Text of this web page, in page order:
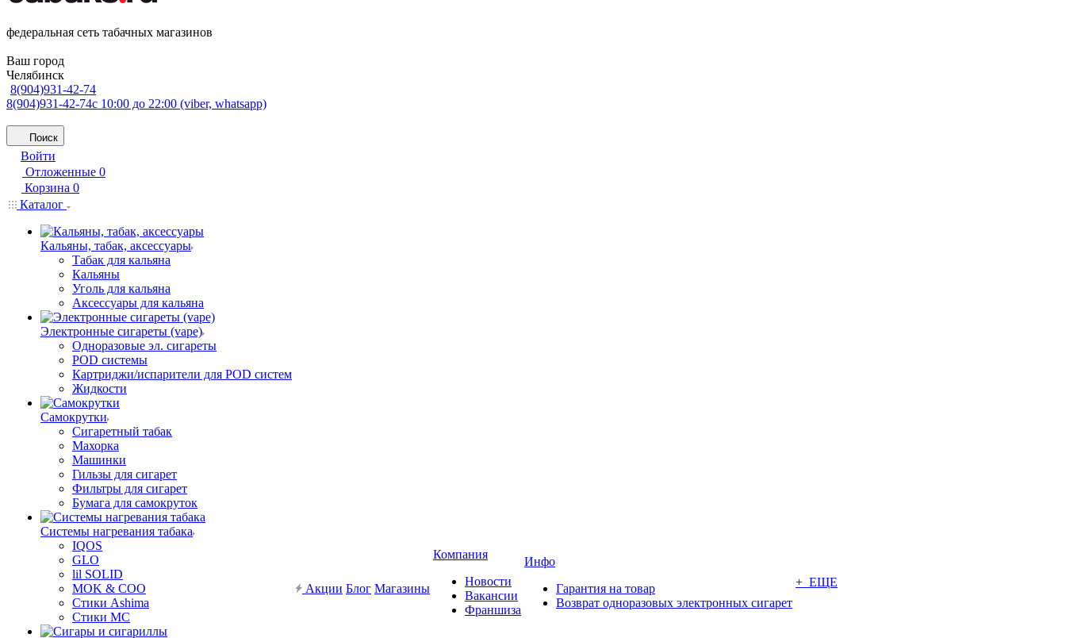
федеральная сеть табачных магазинов
Ваш город
Челябинск
8(904)931-42-74
8(904)931-42-74с 10:00 до 22:00 (viber, whatsapp)
Поиск
Войти
Отложенные 0
Корзина 0
Каталог
Кальяны, табак, аксессуары
Табак для кальяна
Кальяны
Уголь для кальяна
Аксессуары для кальяна
Электронные сигареты (vape)
Одноразовые эл. сигареты
POD системы
Картриджи/испарители для POD систем
Жидкости
Самокрутки
Сигаретный табак
Махорка
Машинки
Гильзы для сигарет
Фильтры для сигарет
Бумага для самокруток
Системы нагревания табака
IQOS
GLO
lil SOLID
MOK & COO
Стики Ashima
Стики MC
Акции Блог Магазины
Компания
Новости
Вакансии
Франшиза
Инфо
Гарантия на товар
Возврат одноразовых электронных сигарет
+ ЕЩЕ